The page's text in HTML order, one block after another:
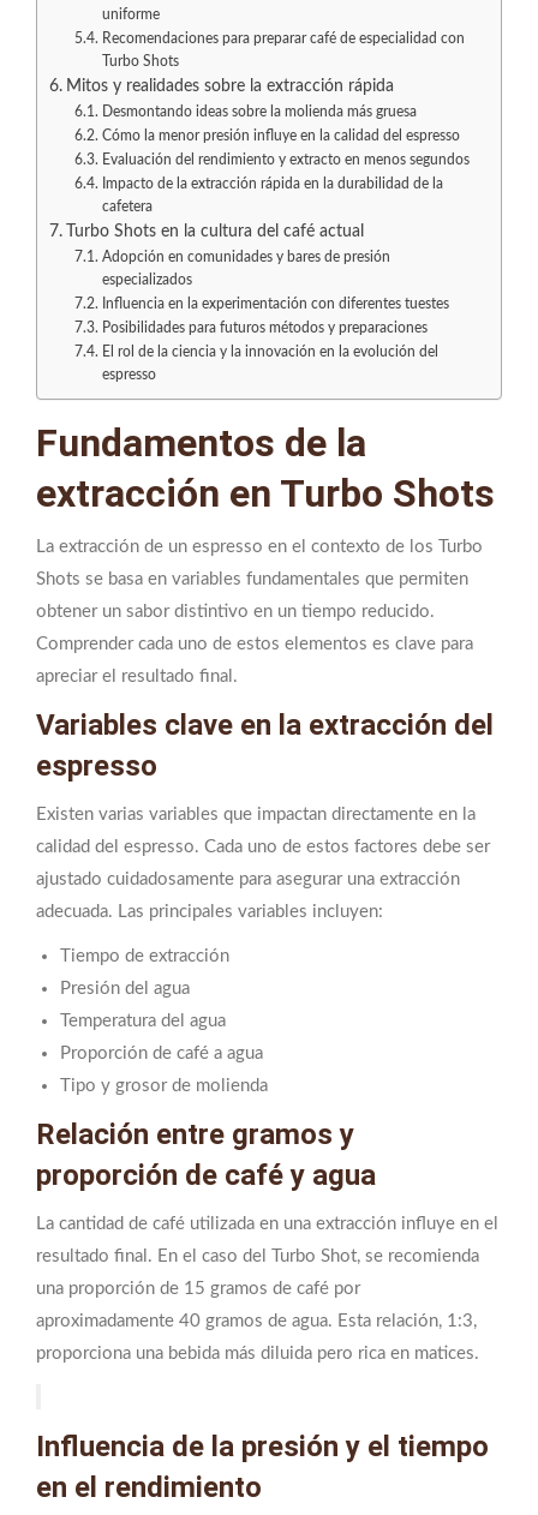
uniforme
Recomendaciones para preparar café de especialidad con
Turbo Shots
Mitos y realidades sobre la extracción rápida
Desmontando ideas sobre la molienda más gruesa
Cómo la menor presión influye en la calidad del espresso
Evaluación del rendimiento y extracto en menos segundos
Impacto de la extracción rápida en la durabilidad de la
cafetera
Turbo Shots en la cultura del café actual
Adopción en comunidades y bares de presión
especializados
Influencia en la experimentación con diferentes tuestes
Posibilidades para futuros métodos y preparaciones
El rol de la ciencia y la innovación en la evolución del
espresso
Fundamentos de la
extracción en Turbo Shots
La extracción de un espresso en el contexto de los Turbo
Shots se basa en variables fundamentales que permiten
obtener un sabor distintivo en un tiempo reducido.
Comprender cada uno de estos elementos es clave para
apreciar el resultado final.
Variables clave en la extracción del
espresso
Existen varias variables que impactan directamente en la
calidad del espresso. Cada uno de estos factores debe ser
ajustado cuidadosamente para asegurar una extracción
adecuada. Las principales variables incluyen:
Tiempo de extracción
Presión del agua
Temperatura del agua
Proporción de café a agua
Tipo y grosor de molienda
Relación entre gramos y
proporción de café y agua
La cantidad de café utilizada en una extracción influye en el
resultado final. En el caso del Turbo Shot, se recomienda
una proporción de 15 gramos de café por
aproximadamente 40 gramos de agua. Esta relación, 1:3,
proporciona una bebida más diluida pero rica en matices.
Influencia de la presión y el tiempo
en el rendimiento